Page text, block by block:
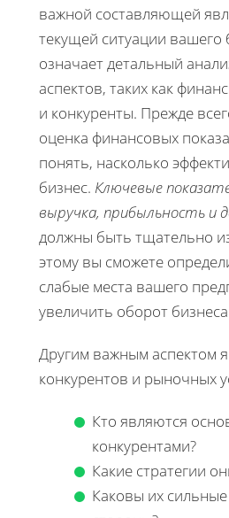
важной составляющей
текущей ситуации вашего
означает детальный
аспектов, таких как
и конкуренты. Прежде
оценка финансовых
понять, насколько
бизнес. Ключевые
выручка, прибыльность и
должны быть тщательно
этому вы сможете
слабые места вашего
увеличить оборот
Другим важным аспектом
конкурентов и рыночных
Кто являются
конкурентами?
Какие стратегии
Каковы их